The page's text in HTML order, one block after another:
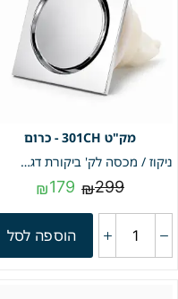
301CH - כרום
ניקוז / מכסה לק' ביקורת דגם "קופר" | 10/10 | פטנט חוסם ריחות וחרקים | כרום | מק"ט 301CH
₪299
₪179
הוספה לסל